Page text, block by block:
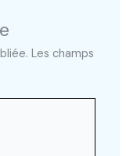
Les champs